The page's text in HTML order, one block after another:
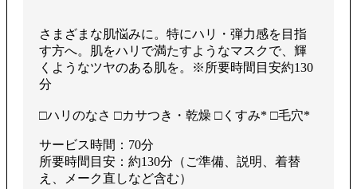
さまざまな肌悩みに。特にハリ・弾力感を目指
す方へ。肌をハリで満たすようなマスクで、輝
くようなツヤのある肌を。※所要時間目安約130
分
□ハリのなさ □カサつき・乾燥 □くすみ* □毛穴*
サービス時間：70分
所要時間目安：約130分（ご準備、説明、着替
え、メーク直しなど含む）